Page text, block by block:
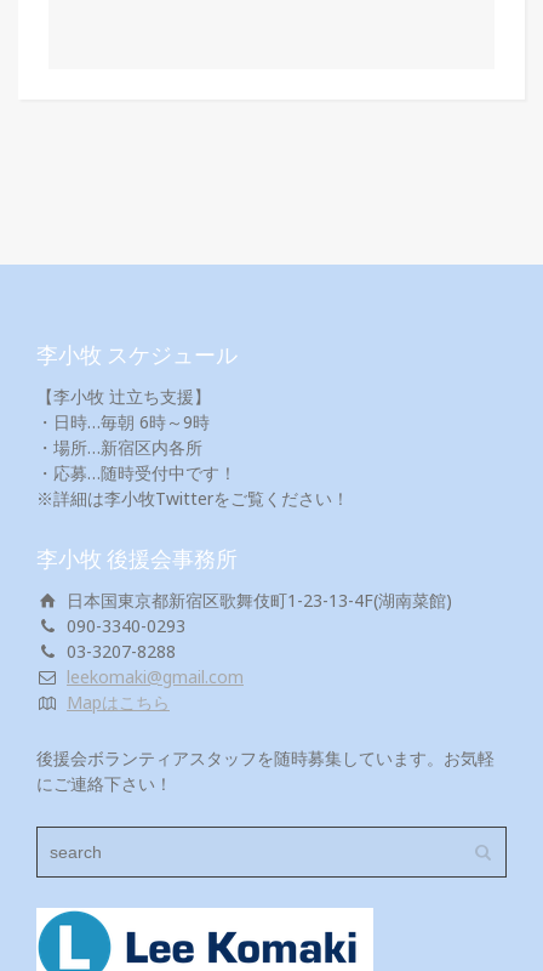
李小牧 スケジュール
【李小牧 辻立ち支援】
・日時…毎朝 6時～9時
・場所…新宿区内各所
・応募…随時受付中です！
※詳細は李小牧Twitterをご覧ください！
李小牧 後援会事務所
日本国東京都新宿区歌舞伎町1-23-13-4F(湖南菜館)
090-3340-0293
03-3207-8288
leekomaki@gmail.com
Mapはこちら
後援会ボランティアスタッフを随時募集しています。お気軽
にご連絡下さい！